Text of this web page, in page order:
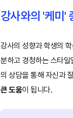
강사와의 '케미'
강사의 성향과 학생의
분하고 경청하는 스타
의 상담을 통해 자신과
큰 도움이 됩니다.